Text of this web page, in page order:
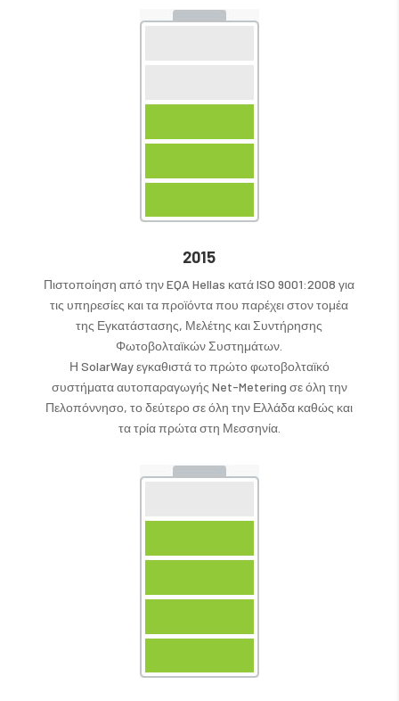
2015
Πιστοποίηση από την EQA Hellas κατά ISO 9001:2008 για
τις υπηρεσίες και τα προϊόντα που παρέχει στον τομέα
της Εγκατάστασης, Μελέτης και Συντήρησης
Φωτοβολταϊκών Συστημάτων.
Η SolarWay εγκαθιστά το πρώτο φωτοβολταϊκό
συστήματα αυτοπαραγωγής Net-Metering σε όλη την
Πελοπόννησο, το δεύτερο σε όλη την Ελλάδα καθώς και
τα τρία πρώτα στη Μεσσηνία.